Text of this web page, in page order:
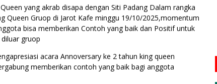
yang akrab disapa dengan Siti Padang Dalam rangka
Queen Gruop di Jarot Kafe minggu 19/10/2025,momentum
bisa memberikan Contoh yang baik dan Positif untuk
gruop
acara Annoversary ke 2 tahun king queen
memberikan contoh yang baik bagi anggota